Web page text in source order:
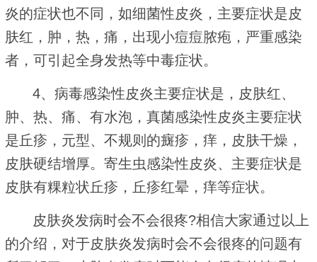
炎的症状也不同，如细菌性皮炎，主要症状是皮
肤红，肿，热，痛，出现小痘痘脓疱，严重感染
者，可引起全身发热等中毒症状。
4、病毒感染性皮炎主要症状是，皮肤红、
肿、热、痛、有水泡，真菌感染性皮炎主要症状
是丘疹，元型、不规则的癍疹，痒，皮肤干燥，
皮肤硬结增厚。寄生虫感染性皮炎、主要症状是
皮肤有粿粒状丘疹，丘疹红晕，痒等症状。
皮肤炎发病时会不会很疼?相信大家通过以上
的介绍，对于皮肤炎发病时会不会很疼的问题有